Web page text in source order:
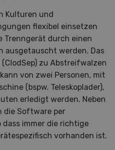
Kulturen und
flexibel einsetzen
Trenngerät durch einen
ausgetauscht werden. Das
zu Abstreifwalzen
von zwei Personen, mit
(bspw. Teleskoplader),
erledigt werden. Neben
die Software per
immer die richtige
vorhanden ist.